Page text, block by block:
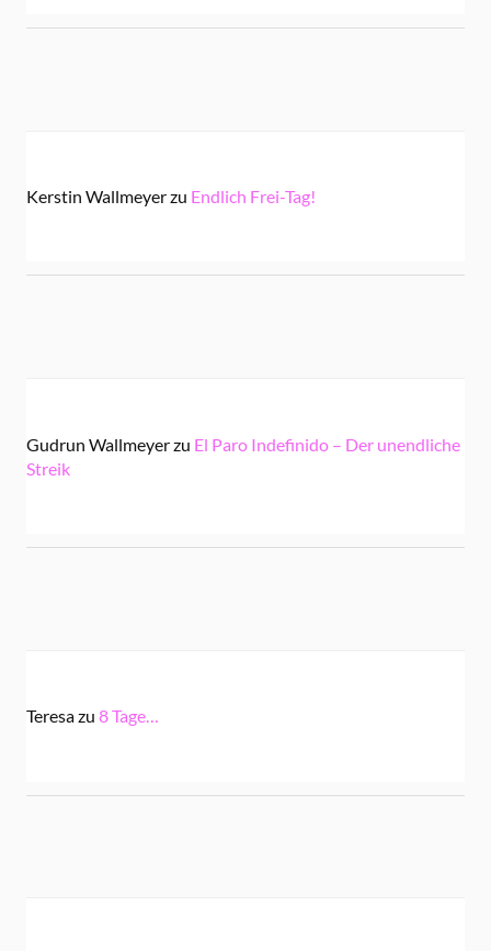
Kerstin Wallmeyerzu Endlich Frei-Tag!
Gudrun Wallmeyerzu El Paro Indefinido – Der unendliche
Streik
Teresazu 8 Tage…